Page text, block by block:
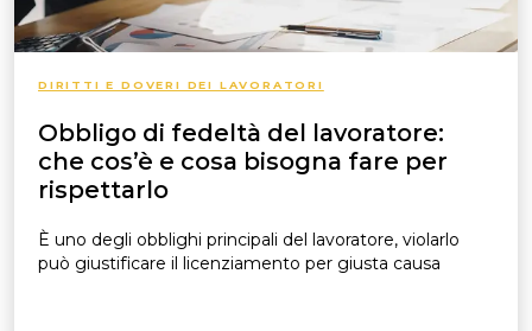
DIRITTI E DOVERI DEI LAVORATORI
Obbligo di fedeltà del lavoratore:
che cos’è e cosa bisogna fare per
rispettarlo
È uno degli obblighi principali del lavoratore, violarlo
può giustificare il licenziamento per giusta causa